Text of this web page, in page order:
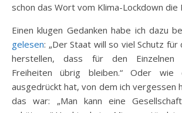
schon das Wort vom Klima-Lockdown die
Einen klugen Gedanken habe ich dazu
gelesen: „Der Staat will so viel Schutz
herstellen, dass für den Einzelnen
Freiheiten übrig bleiben.“ Oder wie
ausgedrückt hat, von dem ich vergessen
das war: „Man kann eine